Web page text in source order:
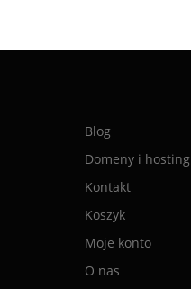
Blog
Domeny i hosting
Kontakt
Koszyk
Moje konto
O nas